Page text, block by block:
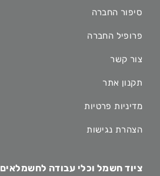
סיפור החברה
פרופיל החברה
צור קשר
תקנון אתר
מדיניות פרטיות
הצהרת נגישות
ציוד חשמל וכלי עבודה לחשמלאים